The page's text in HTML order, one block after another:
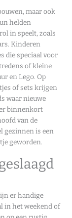
maar ook
helden
in speelt, zoals
Kinderen
die speciaal voor
of kleine
en Lego. Op
of sets krijgen
waar nieuwe
binnenkort
van de
gezinnen is een
geworden.
er handige
in het weekend of